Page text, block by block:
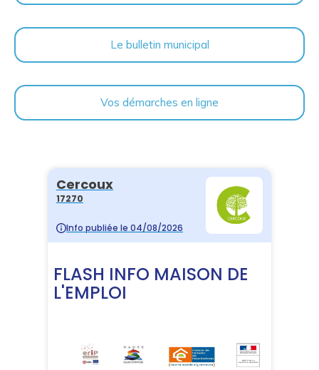
Le bulletin municipal
Vos démarches en ligne